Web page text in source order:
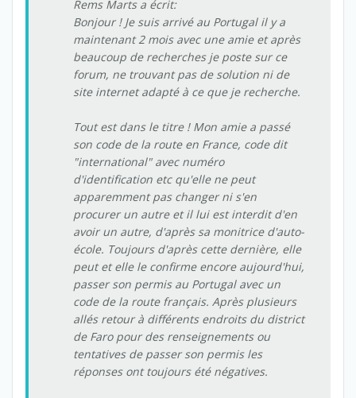
Rems Marts a écrit:
Bonjour ! Je suis arrivé au Portugal il y a
maintenant 2 mois avec une amie et après
beaucoup de recherches je poste sur ce
forum, ne trouvant pas de solution ni de
site internet adapté à ce que je recherche.
Tout est dans le titre ! Mon amie a passé
son code de la route en France, code dit
"international" avec numéro
d'identification etc qu'elle ne peut
apparemment pas changer ni s'en
procurer un autre et il lui est interdit d'en
avoir un autre, d'après sa monitrice d'auto-
école. Toujours d'après cette dernière, elle
peut et elle le confirme encore aujourd'hui,
passer son permis au Portugal avec un
code de la route français. Après plusieurs
allés retour à différents endroits du district
de Faro pour des renseignements ou
tentatives de passer son permis les
réponses ont toujours été négatives.